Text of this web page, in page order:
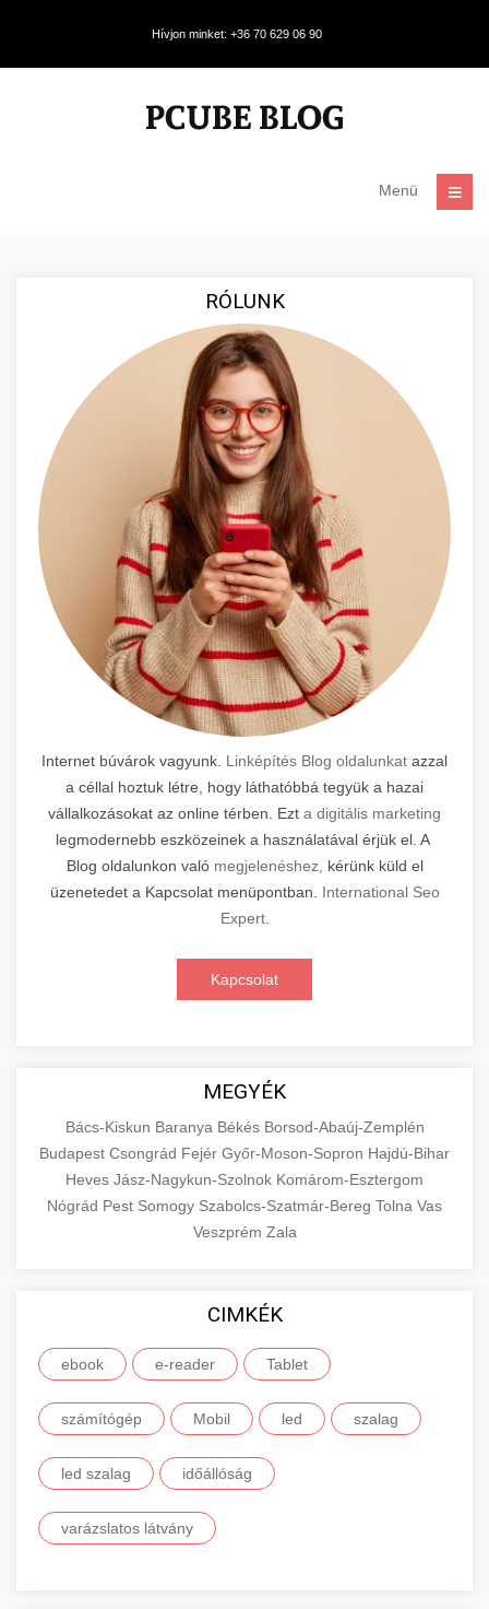
Hívjon minket: +36 70 629 06 90
Menü
RÓLUNK
Internet búvárok vagyunk. Linképítés Blog oldalunkat azzal
a céllal hoztuk létre, hogy láthatóbbá tegyük a hazai
vállalkozásokat az online térben. Ezt a digitális marketing
legmodernebb eszközeinek a használatával érjük el. A
Blog oldalunkon való megjelenéshez,
kérünk küld el
üzenetedet a Kapcsolat menüpontban. International Seo
Expert.
Kapcsolat
MEGYÉK
Bács-Kiskun Baranya Békés Borsod-Abaúj-Zemplén
Budapest Csongrád Fejér Győr-Moson-Sopron Hajdú-Bihar
Heves Jász-Nagykun-Szolnok Komárom-Esztergom
Nógrád Pest Somogy Szabolcs-Szatmár-Bereg Tolna Vas
Veszprém Zala
CIMKÉK
ebook e-reader Tablet
számítógép Mobil led szalag
led szalag időállóság
varázslatos látvány